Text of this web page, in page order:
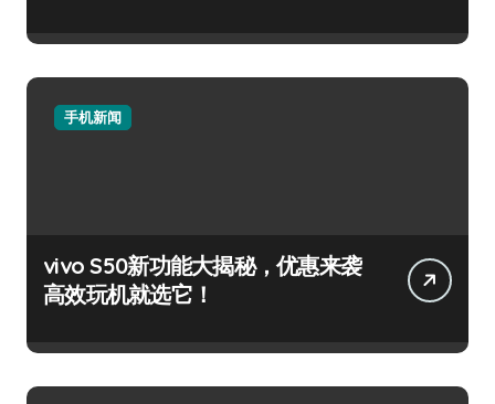
手机新闻
vivo S50新功能大揭秘，优惠来袭
高效玩机就选它！